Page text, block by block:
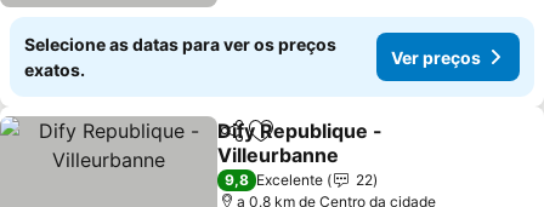
Selecione as datas para ver os preços
exatos.
Ver preços
PartilharAdicionar aos favoritos
Dify Republique -
Villeurbanne
9,8 Excelente
22
a 0.8 km de Centro da cidade